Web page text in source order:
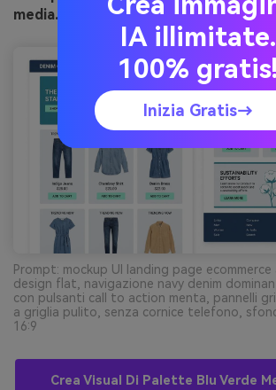
media.io
Prompt: mockup UI landing page
design flat, navigazione navy denim
con pulsanti call to action menta, pannelli
a griglia pulito, senza cornice telefono,
16:9
Crea Visual Di Palette Blu Verde
IA illimitate.
100% gratis!
Inizia Gratis→